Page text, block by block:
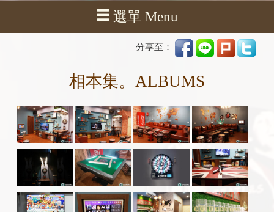
選單 Menu
分享至：
相本集。ALBUMS